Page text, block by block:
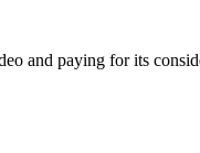
and paying for its